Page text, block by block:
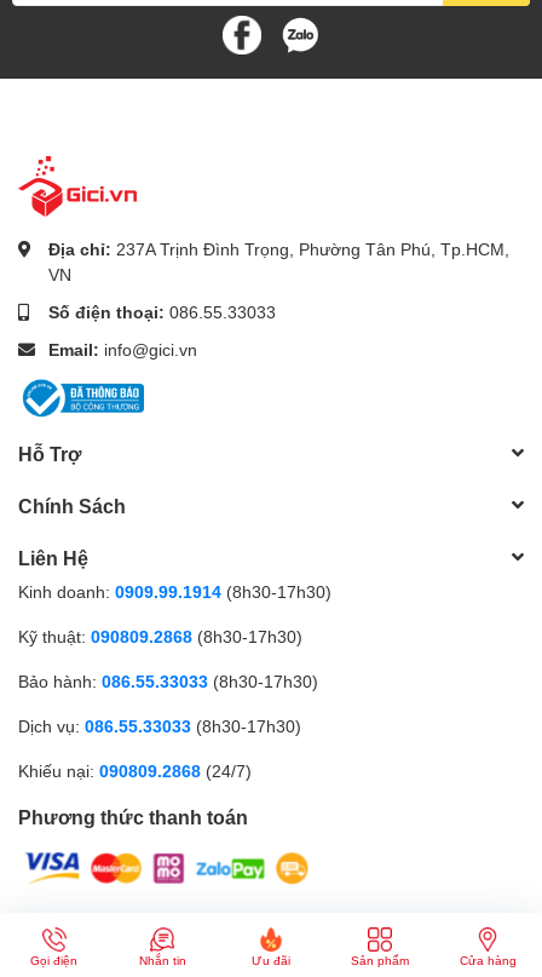
Địa chỉ: 237A Trịnh Đình Trọng, Phường Tân Phú, Tp.HCM,
VN
Số điện thoại: 086.55.33033
Email: info@gici.vn
Hỗ Trợ
Chính Sách
Liên Hệ
Kinh doanh: 0909.99.1914 (8h30-17h30)
Kỹ thuật: 090809.2868 (8h30-17h30)
Bảo hành: 086.55.33033 (8h30-17h30)
Dịch vụ: 086.55.33033 (8h30-17h30)
Khiếu nại: 090809.2868 (24/7)
Phương thức thanh toán
CÔNG TY TNHH MTV GICI | Đăng ký kinh doanh số: 0317179268 |
Cung cấp bởi
Sapo
Gọi điện Nhắn tin Ưu đãi Sản phẩm Cửa hàng